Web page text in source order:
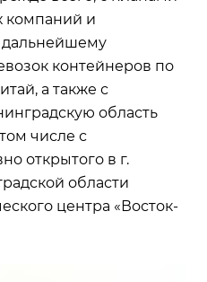
компаний и
дальнейшему
контейнеров по
а также с
область
числе с
открытого в г.
области
центра «Восток-